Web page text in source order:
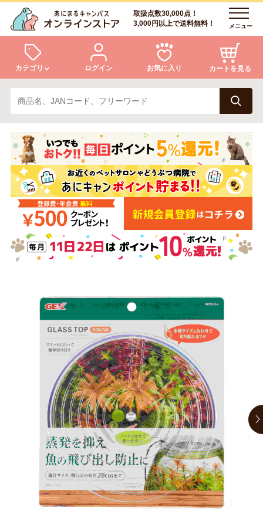
取扱点数30,000点！
3,000円以上で送料無料！
メニュー
カテゴリ
犬 猫
小動物・鳥 アクア・爬虫類・昆虫
ドッグフード キャットフード
美容・ケア用品 服・おさんぽ用品
トリマーグッズ シニアサポート
ログイン お気に入り カートを見る
ログイン
会員登録
あにまるキャンパスについて
アフターサービス
商品リクエスト